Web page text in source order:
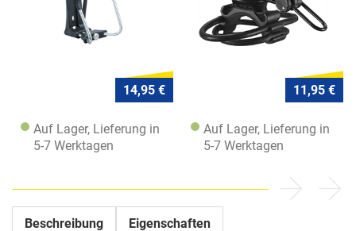
14,95 €
Auf Lager, Lieferung in
5-7 Werktagen
11,95 €
Auf Lager, Lieferung in
5-7 Werktagen
Beschreibung Eigenschaften